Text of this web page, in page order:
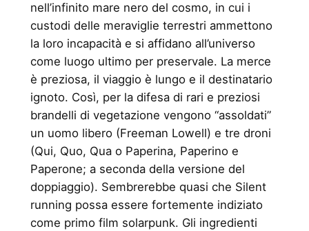
nell’infinito mare nero del cosmo, in cui i
custodi delle meraviglie terrestri ammettono
la loro incapacità e si affidano all’universo
come luogo ultimo per preservale. La merce
è preziosa, il viaggio è lungo e il destinatario
ignoto. Così, per la difesa di rari e preziosi
brandelli di vegetazione vengono “assoldati”
un uomo libero (Freeman Lowell) e tre droni
(Qui, Quo, Qua o Paperina, Paperino e
Paperone; a seconda della versione del
doppiaggio). Sembrerebbe quasi che Silent
running possa essere fortemente indiziato
come primo film solarpunk. Gli ingredienti